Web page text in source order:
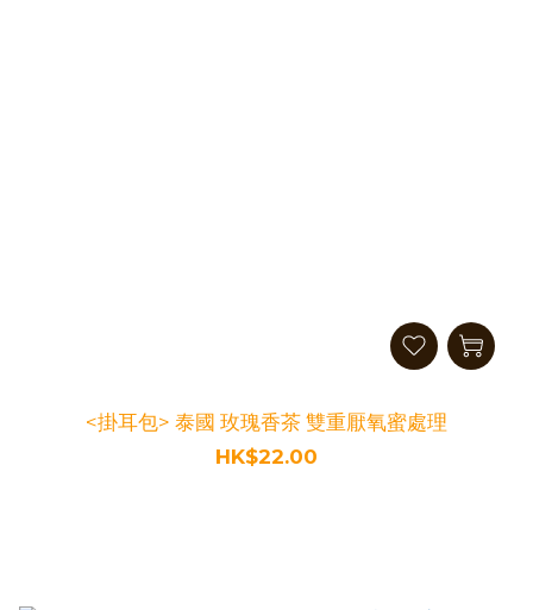
<掛耳包> 泰國 玫瑰香茶 雙重厭氧蜜處理
HK$22.00